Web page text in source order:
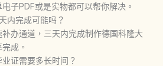
子PDF或是实物都可以帮你解决。
内完成可能吗？
办通道，三天内完成制作德国科隆大
成。
证需要多长时间？